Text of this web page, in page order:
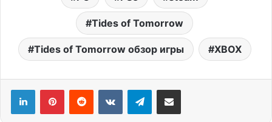
Tides of Tomorrow
Tides of Tomorrow обзор игры XBOX